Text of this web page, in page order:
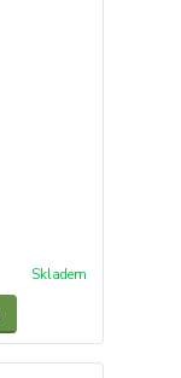
Skladem